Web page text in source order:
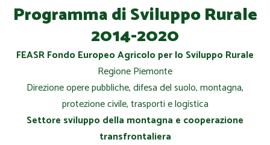
Programma di Sviluppo Rurale
2014-2020
FEASR Fondo Europeo Agricolo per lo Sviluppo Rurale
Regione Piemonte
Direzione opere pubbliche, difesa del suolo, montagna,
protezione civile, trasporti e logistica
Settore sviluppo della montagna e cooperazione
transfrontaliera